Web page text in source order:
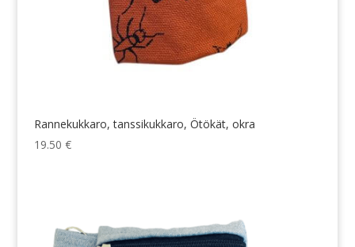
Rannekukkaro, tanssikukkaro, Ötökät, okra
19.50 €